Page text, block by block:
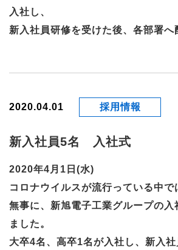
入社し、
新入社員研修を受けた後、各部署へ
2020.04.01 採用情報
新入社員5名 入社式
2020年4月1日(水)
コロナウイルスが流行っている中で
無事に、新旭電子工業グループの入
ました。
大卒4名、高卒1名が入社し、新入